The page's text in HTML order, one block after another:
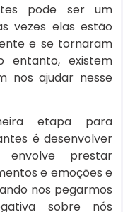
pode ser um
vezes elas estão
e se tornaram
entanto, existem
nos ajudar nesse
etapa para
é desenvolver
envolve prestar
e emoções e
nos pegarmos
sobre nós